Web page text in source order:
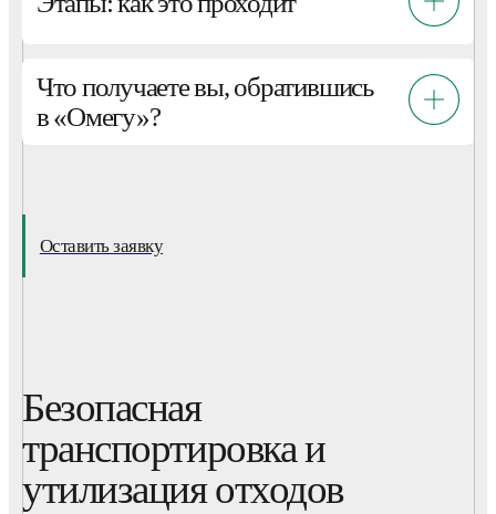
Что получаете вы, обратившись
в «Омегу»?
Оставить заявку
Безопасная
транспортировка и
утилизация отходов